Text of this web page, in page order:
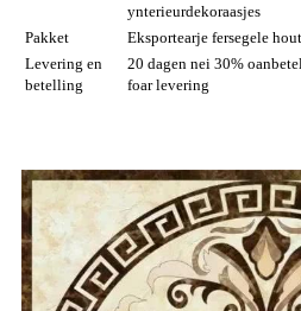
ynterieurdekoraasjes
Pakket
Eksportearje fersegele
Levering en
betelling
20 dagen nei 30%
foar levering